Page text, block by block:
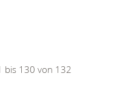
bis 130 von 132